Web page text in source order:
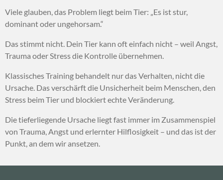
Viele glauben, das Problem liegt beim Tier: „Es ist stur,
dominant oder ungehorsam.“
Das stimmt nicht. Dein Tier kann oft einfach nicht – weil Angst,
Trauma oder Stress die Kontrolle übernehmen.
Klassisches Training behandelt nur das Verhalten, nicht die
Ursache. Das verschärft die Unsicherheit beim Menschen, den
Stress beim Tier und blockiert echte Veränderung.
Die tieferliegende Ursache liegt fast immer im Zusammenspiel
von Trauma, Angst und erlernter Hilflosigkeit – und das ist der
Punkt, an dem wir ansetzen.